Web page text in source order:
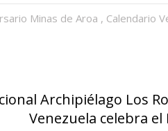
Minas de Aroa , Calendario
Archipiélago Los
Venezuela celebra